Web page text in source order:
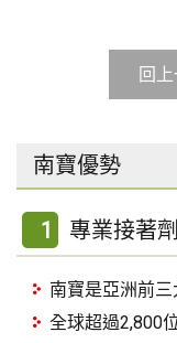
回
南寶優勢
1 專業接著
南寶是亞洲前
全球超過2,800